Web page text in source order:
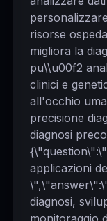
risorse
migliora la
pu\\u00f2
clinici e
all'occhio
precisione
diagnosi
applicazioni
diagnosi,
monitoraggio